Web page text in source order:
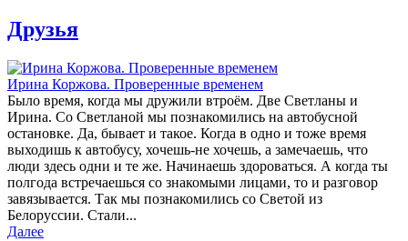
Друзья
Ирина Коржова. Проверенные временем
Было время, когда мы дружили втроём. Две Светланы и
Ирина. Со Светланой мы познакомились на автобусной
остановке. Да, бывает и такое. Когда в одно и тоже время
выходишь к автобусу, хочешь-не хочешь, а замечаешь, что
люди здесь одни и те же. Начинаешь здороваться. А когда ты
полгода встречаешься со знакомыми лицами, то и разговор
завязывается. Так мы познакомились со Светой из
Белоруссии. Стали...
Далее